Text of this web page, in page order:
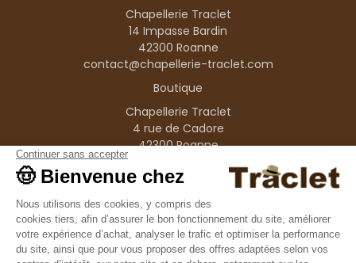
Chapellerie Traclet
14 Impasse Bardin
42300 Roanne
contact@chapellerie-traclet.com
Boutique
Chapellerie Traclet
4 rue de Cadore
42300 Roanne
Produits
Nos marques